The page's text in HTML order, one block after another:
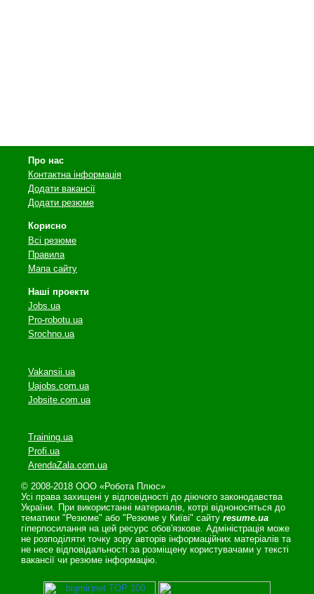
Про нас
Контактна інформація
Додати вакансії
Додати резюме
Корисно
Всі резюме
Правила
Мапа сайту
Наші проекти
Jobs.ua
Pro-robotu.ua
Srochno.ua
Vakansii.ua
Uajobs.com.ua
Jobsite.com.ua
Training.ua
Profi.ua
ArendaZala.com.ua
© 2008-2018 ООО «Робота Плюс»
Усі права захищені у відповідності до діючого законодавства
України. При використанні материалів, котрі відноносяться до
тематики "Резюме" або "Резюме у Київі" сайту resume.ua
гіперпосилання на цей ресурс обов'язкове. Адміністрація може
не розподіляти точку зору авторів інформаційних матеріалів та
не несе відповідальності за розміщену користувачами у тексті
вакансії чи резюме інформацію.